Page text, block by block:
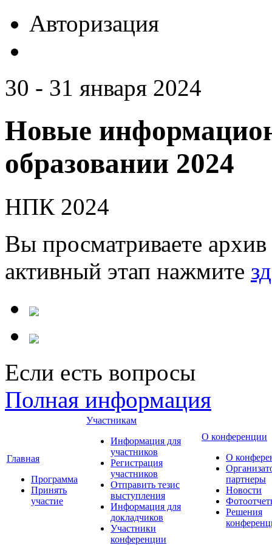
Авторизация
30 - 31 января 2024
Новые
образовании 2024
НПК 2024
Вы просматриваете
активный этап нажмите
Если есть вопросы
Полная информация
Главная
Программа
Принять
участие
Участникам
Информация для
участников
Регистрация
участников
Отправить тезис
выступления
Информация для
докладчиков
Участники
конференции
О конференции
О
партнеры
Новости
Решения